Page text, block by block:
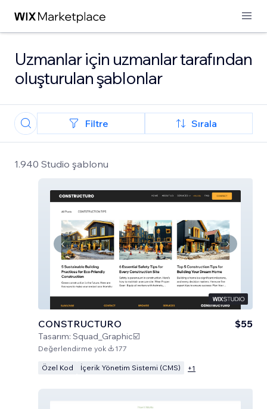
Uzmanlar için uzmanlar tarafından
oluşturulan şablonlar
Filtre Sırala
1.940 Studio şablonu
CONSTRUCTURO
Tasarım: Squad_Graphic☑️
$55
Değerlendirme yok 177
Özel Kod İçerik Yönetim Sistemi (CMS) +1